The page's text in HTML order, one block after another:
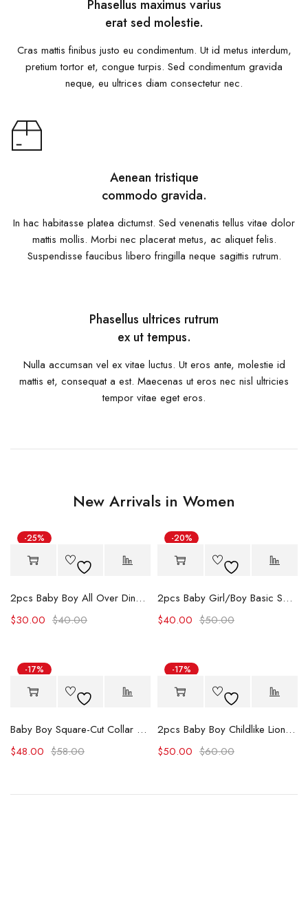
Phasellus maximus varius
erat sed molestie.
Cras mattis finibus justo eu condimentum. Ut id metus interdum,
pretium tortor et, congue turpis. Sed condimentum gravida
neque, eu ultrices diam consectetur nec.
Aenean tristique
commodo gravida.
In hac habitasse platea dictumst. Sed venenatis tellus vitae dolor
mattis mollis. Morbi nec placerat metus, ac aliquet felis.
Suspendisse faucibus libero fringilla neque sagittis rutrum.
Phasellus ultrices rutrum
ex ut tempus.
Nulla accumsan vel ex vitae luctus. Ut eros ante, molestie id
mattis et, consequat a est. Maecenas ut eros nec nisl ultricies
tempor vitae eget eros.
New Arrivals in Women
-25%
Hot
2pcs Baby Boy All Over Dinosaur Print Short-sleeve Tee and Solid Shorts Set
$40.00
$30.00
-20%
Hot
2pcs Baby Girl/Boy Basic Solid Color Long Sleeve Jumpsuit
$50.00
$40.00
-17%
Baby Boy Square-Cut Collar Tropical Floral Print Romper and Overall Shorts Set
$58.00
$48.00
-17%
2pcs Baby Boy Childlike Lion and Zebra Pattern Hanging Strap Set
$60.00
$50.00